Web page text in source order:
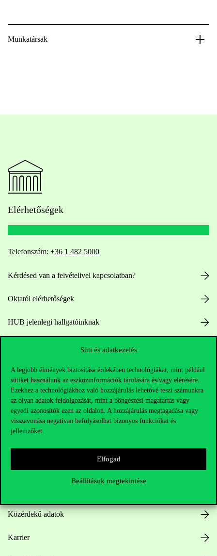
Süti és adatkezelés
A legjobb élmények biztosítása érdekében technológiákat, mint például
sütiket használunk az eszközinformációk tárolására és/vagy elérésére.
Ezekhez a technológiákhoz való hozzájárulás lehetővé teszi számunkra
az olyan adatok feldolgozását, mint a böngészési magatartás vagy
egyedi azonosítók ezen az oldalon. A hozzájárulás megtagadása vagy
visszavonása negatívan befolyásolhat bizonyos funkciókat és
jellemzőket.
Elfogad
Beállítások megtekintése
Munkatársak
Elérhetőségek
Telefonszám: +36 1 482 5000
Kérdésed van a felvételivel kapcsolatban?
Oktatói elérhetőségek
HUB jelenlegi hallgatóinknak
press@uni-corvinus.hu
Hasznos linkek
Közérdekű adatok
Karrier